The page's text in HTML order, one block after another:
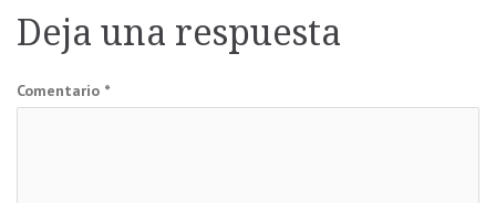
entradas
Deja una respuesta
Comentario *